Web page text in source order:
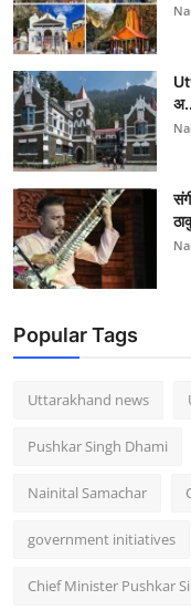
Popular Tags
Uttarakhand news
Pushkar Singh Dhami
Nainital Samachar
government initiatives
Chief Minister Pushkar